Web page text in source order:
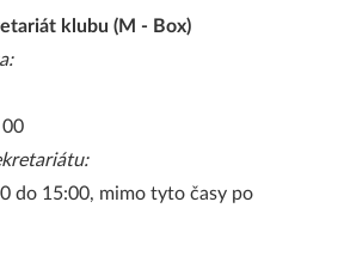
klubu (M - Box)
00
:
do 15:00, mimo tyto časy po